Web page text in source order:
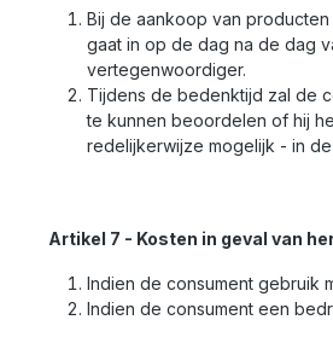
Bij de aankoop van
gaat in op de dag na de dag
vertegenwoordiger.
Tijdens de bedenktijd zal de
te kunnen beoordelen of hij
redelijkerwijze mogelijk - in
Artikel 7 - Kosten in geval van
Indien de consument gebruik
Indien de consument een